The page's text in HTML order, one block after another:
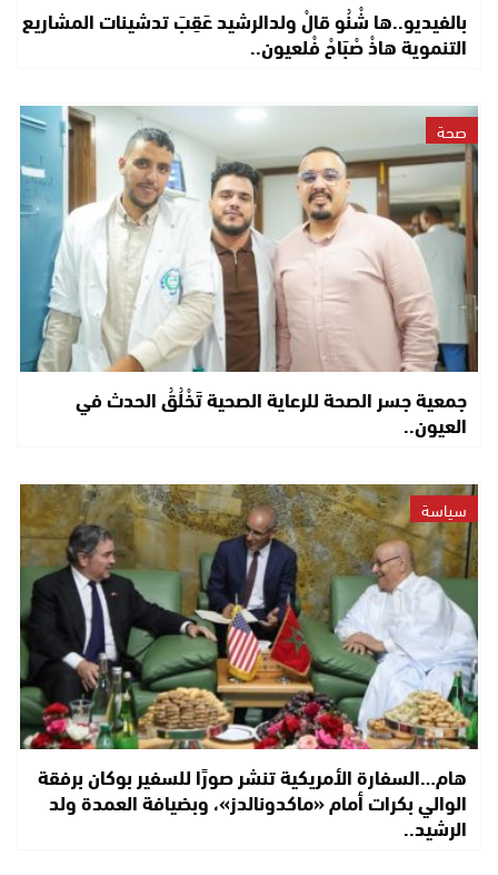
بالفيديو..ها شْنُو قالْ ولدالرشيد عَقِبَ تدشينات المشاريع
التنموية هاذْ صْبَاحْ فْلعيون..
صحة
جمعية جسر الصحة للرعاية الصحية تَخْلُقُ الحدث في
العيون..
سياسة
هام…السفارة الأمريكية تنشر صورًا للسفير بوكان برفقة
الوالي بكرات أمام «ماكدونالدز»، وبضيافة العمدة ولد
الرشيد..